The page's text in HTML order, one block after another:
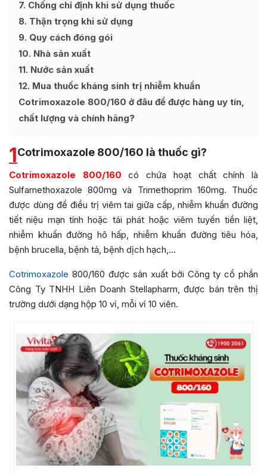
7 Chống chỉ định khi sử dụng thuốc
8 Thận trọng khi sử dụng
9 Quy cách đóng gói
10 Nhà sản xuất
11 Nước sản xuất
12 Mua thuốc kháng sinh trị nhiễm khuẩn
Cotrimoxazole 800/160 ở đâu để được hàng uy tín,
chất lượng và chính hãng?
1Cotrimoxazole 800/160 là thuốc gì?
Cotrimoxazole 800/160 có chứa hoạt chất chính là
Sulfamethoxazole 800mg và Trimethoprim 160mg. Thuốc
được dùng để điều trị viêm tai giữa cấp, nhiễm khuẩn đường
tiết niệu mạn tính hoặc tái phát hoặc viêm tuyến tiền liệt,
nhiễm khuẩn đường hô hấp, nhiễm khuẩn đường tiêu hóa,
bệnh brucella, bệnh tả, bệnh dịch hạch,…
Cotrimoxazole 800/160 được sản xuất bởi Công ty cổ phần
Công Ty TNHH Liên Doanh Stellapharm, được bán trên thị
trường dưới dạng hộp 10 vỉ, mỗi vỉ 10 viên.